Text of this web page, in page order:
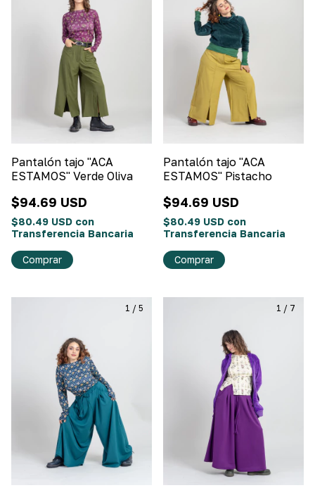
Pantalón tajo "ACA
ESTAMOS" Verde Oliva
$94.69 USD
$80.49 USD con
Transferencia Bancaria
Comprar
Pantalón tajo "ACA
ESTAMOS" Pistacho
$94.69 USD
$80.49 USD con
Transferencia Bancaria
Comprar
1 / 5 1 / 7